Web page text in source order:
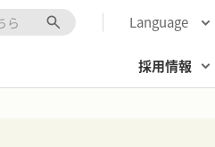
採用情報
Language